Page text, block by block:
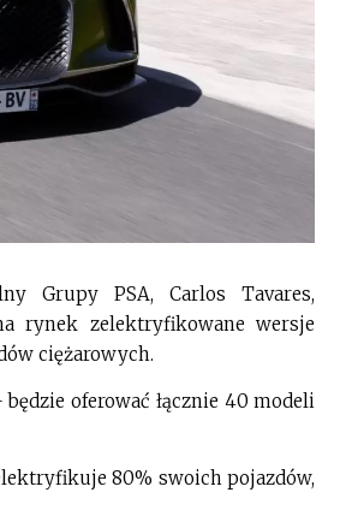
Grupy PSA, Carlos Tavares,
rynek zelektryfikowane wersje
ciężarowych.
oferować łącznie 40 modeli
80% swoich pojazdów,